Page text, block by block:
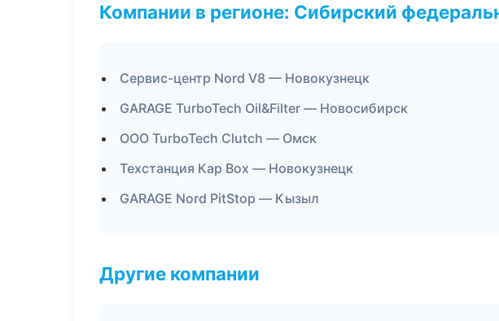
Компании в регионе: Сибирский
Сервис-центр Nord V8 — Новокузнецк
GARAGE TurboTech Oil&Filter — Новосибирск
ООО TurboTech Clutch — Омск
Техстанция Кар Box — Новокузнецк
GARAGE Nord PitStop — Кызыл
Другие компании